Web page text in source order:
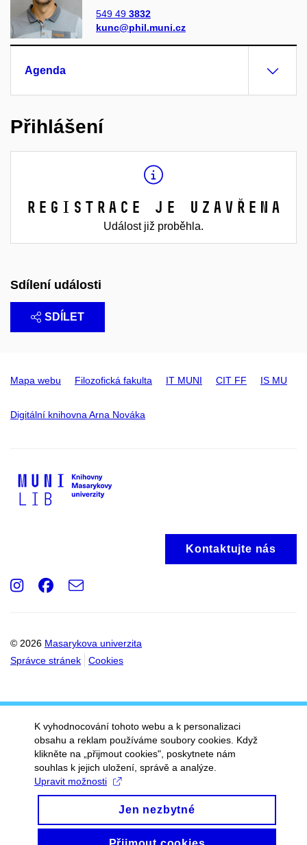
549 49 3832
kunc@phil.muni.cz
Agenda
Přihlášení
Registrace je uzavřena
Událost již proběhla.
Sdílení události
SDÍLET
Mapa webu Filozofická fakulta IT MUNI CIT FF IS MU
Digitální knihovna Arna Nováka
Kontaktujte nás
© 2026 Masarykova univerzita
Správce stránek
Cookies
Instagram
Facebook
e-
K vyhodnocování tohoto webu a k personalizaci
obsahu a reklam používáme soubory cookies. Když
klikněte na „přijmout cookies", poskytnete nám
souhlas k jejich uložení, správě a analýze.
Upravit možnosti
Jen nezbytné